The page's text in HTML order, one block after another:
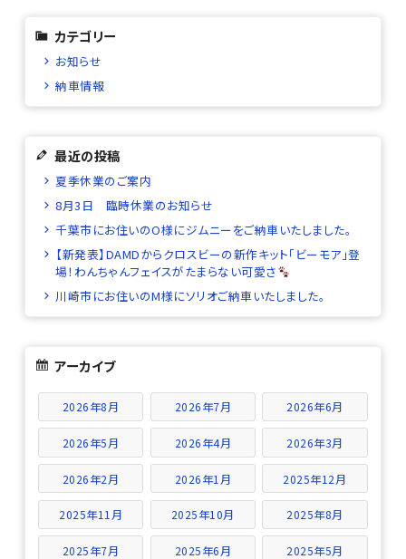
カテゴリー
お知らせ
納車情報
最近の投稿
夏季休業のご案内
8月3日 臨時休業のお知らせ
千葉市にお住いのO様にジムニーをご納車いたしました。
【新発表】DAMDからクロスビーの新作キット「ビーモア」登
場！わんちゃんフェイスがたまらない可愛さ
川崎市にお住いのM様にソリオご納車いたしました。
アーカイブ
2026年8月 2026年7月 2026年6月
2026年5月 2026年4月 2026年3月
2026年2月 2026年1月 2025年12月
2025年11月 2025年10月 2025年8月
2025年7月 2025年6月 2025年5月